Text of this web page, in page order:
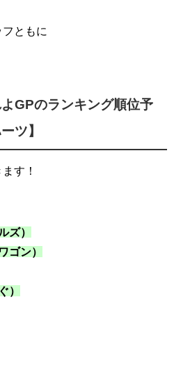
ともに
GPのランキング順位予
ツ】
す！
ズ）
ゴン）
）